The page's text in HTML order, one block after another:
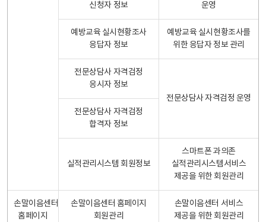
신청자 정보
운영
예방교육 실시현황조사
응답자 정보
예방교육 실시현황조사를
위한 응답자 정보 관리
전문상담사 자격검정
응시자 정보
전문상담사 자격검정 운영
전문상담사 자격검정
합격자 정보
실적관리시스템 회원정보
스마트폰 과의존
실적관리시스템서비스
제공을 위한 회원관리
손말이음센터
홈페이지
손말이음센터 홈페이지
회원관리
손말이음센터 서비스
제공을 위한 회원관리